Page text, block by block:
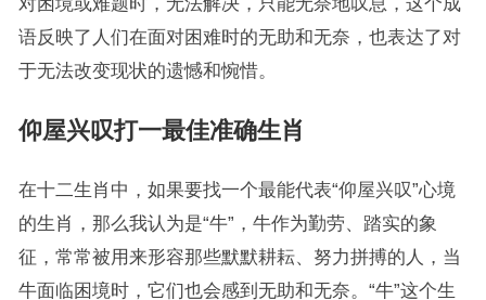
语反映了人们在面对困难时的无助和无奈，也表达了对
于无法改变现状的遗憾和惋惜。
仰屋兴叹打一最佳准确生肖
在十二生肖中，如果要找一个最能代表“仰屋兴叹”心境
的生肖，那么我认为是“牛”，牛作为勤劳、踏实的象
征，常常被用来形容那些默默耕耘、努力拼搏的人，当
牛面临困境时，它们也会感到无助和无奈。“牛”这个生